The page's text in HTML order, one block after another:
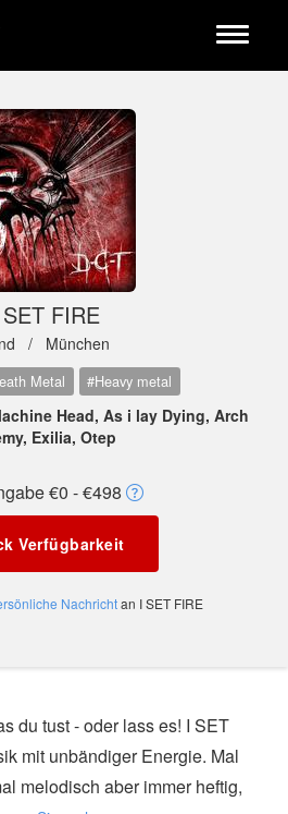
Toggle
FIRE
/ München
Metal #Heavy metal
Head, As i lay Dying, Arch
Exilia, Otep
€0 - €498
Verfügbarkeit
Nachrichtan I SET FIRE
du tust - oder lass es! I SET
mit unbändiger Energie. Mal
melodisch aber immer heftig,